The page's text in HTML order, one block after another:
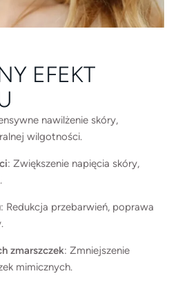
EFEKT
nawilżenie skóry,
wilgotności.
: Zwiększenie napięcia skóry,
: Redukcja przebarwień, poprawa
zmarszczek: Zmniejszenie
mimicznych.